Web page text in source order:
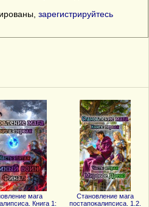
зарегистрируйтесь
мага
Книга 1:
Становление мага
постапокалипсиса. 1.2.